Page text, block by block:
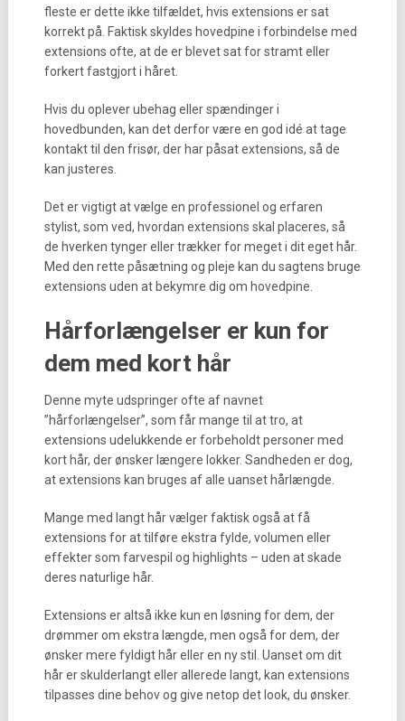
fleste er dette ikke tilfældet, hvis extensions er sat
korrekt på. Faktisk skyldes hovedpine i forbindelse med
extensions ofte, at de er blevet sat for stramt eller
forkert fastgjort i håret.
Hvis du oplever ubehag eller spændinger i
hovedbunden, kan det derfor være en god idé at tage
kontakt til den frisør, der har påsat extensions, så de
kan justeres.
Det er vigtigt at vælge en professionel og erfaren
stylist, som ved, hvordan extensions skal placeres, så
de hverken tynger eller trækker for meget i dit eget hår.
Med den rette påsætning og pleje kan du sagtens bruge
extensions uden at bekymre dig om hovedpine.
Hårforlængelser er kun for
dem med kort hår
Denne myte udspringer ofte af navnet
”hårforlængelser”, som får mange til at tro, at
extensions udelukkende er forbeholdt personer med
kort hår, der ønsker længere lokker. Sandheden er dog,
at extensions kan bruges af alle uanset hårlængde.
Mange med langt hår vælger faktisk også at få
extensions for at tilføre ekstra fylde, volumen eller
effekter som farvespil og highlights – uden at skade
deres naturlige hår.
Extensions er altså ikke kun en løsning for dem, der
drømmer om ekstra længde, men også for dem, der
ønsker mere fyldigt hår eller en ny stil. Uanset om dit
hår er skulderlangt eller allerede langt, kan extensions
tilpasses dine behov og give netop det look, du ønsker.